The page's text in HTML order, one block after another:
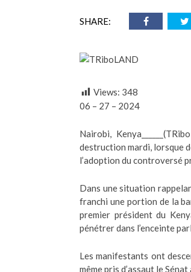
SHARE:
Views: 348
06 – 27 – 2024
Nairobi,
destruction mardi, lorsque
l’adoption du controversé
Dans une situation
franchi une portion de la
premier président du
pénétrer dans l’enceinte
Les manifestants ont
même pris d’assaut le